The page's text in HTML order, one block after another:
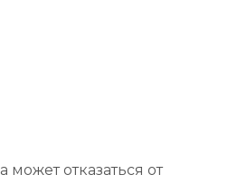
отказаться от